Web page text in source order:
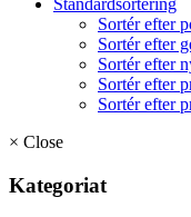
Standardsortering
Sortér efter
Sortér efter
Sortér efter
Sortér efter
Sortér efter
× Close
Kategoriat